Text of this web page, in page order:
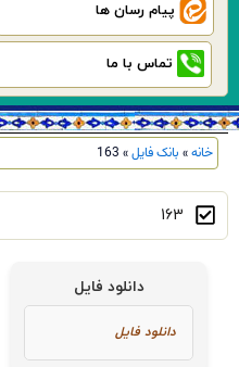
پیام رسان ها
تماس با ما
خانه» بانک فایل»
163
163
دانلود فایل